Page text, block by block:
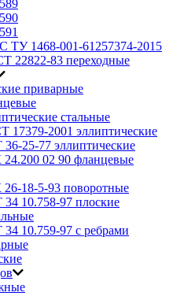
1468-001-61257374-2015
22822-83 переходные
приварные
стальные
17379-2001 эллиптические
25-77 эллиптические
02 90 фланцевые
18-5-93 поворотные
10.758-97 плоские
10.759-97 с ребрами